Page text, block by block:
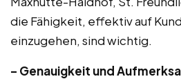
die Fähigkeit, effektiv auf
einzugehen, sind wichtig.
– Genauigkeit und